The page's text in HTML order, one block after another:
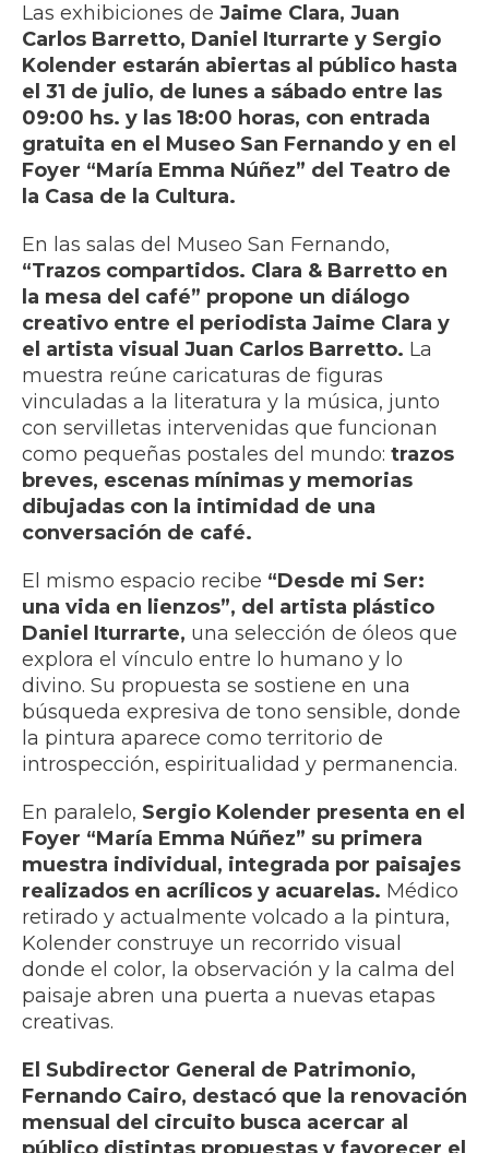
Las exhibiciones de Jaime Clara, Juan
Carlos Barretto, Daniel Iturrarte y Sergio
Kolender estarán abiertas al público hasta
el 31 de julio, de lunes a sábado entre las
09:00 hs. y las 18:00 horas, con entrada
gratuita en el Museo San Fernando y en el
Foyer “María Emma Núñez” del Teatro de
la Casa de la Cultura.
En las salas del Museo San Fernando,
“Trazos compartidos. Clara & Barretto en
la mesa del café” propone un diálogo
creativo entre el periodista Jaime Clara y
el artista visual Juan Carlos Barretto. La
muestra reúne caricaturas de figuras
vinculadas a la literatura y la música, junto
con servilletas intervenidas que funcionan
como pequeñas postales del mundo: trazos
breves, escenas mínimas y memorias
dibujadas con la intimidad de una
conversación de café.
El mismo espacio recibe “Desde mi Ser:
una vida en lienzos”, del artista plástico
Daniel Iturrarte, una selección de óleos que
explora el vínculo entre lo humano y lo
divino. Su propuesta se sostiene en una
búsqueda expresiva de tono sensible, donde
la pintura aparece como territorio de
introspección, espiritualidad y permanencia.
En paralelo, Sergio Kolender presenta en el
Foyer “María Emma Núñez” su primera
muestra individual, integrada por paisajes
realizados en acrílicos y acuarelas. Médico
retirado y actualmente volcado a la pintura,
Kolender construye un recorrido visual
donde el color, la observación y la calma del
paisaje abren una puerta a nuevas etapas
creativas.
El Subdirector General de Patrimonio,
Fernando Cairo, destacó que la renovación
mensual del circuito busca acercar al